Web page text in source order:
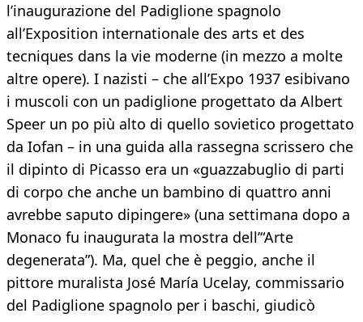
l’inaugurazione del Padiglione spagnolo
all’Exposition internationale des arts et des
tecniques dans la vie moderne (in mezzo a molte
altre opere). I nazisti – che all’Expo 1937 esibivano
i muscoli con un padiglione progettato da Albert
Speer un po più alto di quello sovietico progettato
da Iofan – in una guida alla rassegna scrissero che
il dipinto di Picasso era un «guazzabuglio di parti
di corpo che anche un bambino di quattro anni
avrebbe saputo dipingere» (una settimana dopo a
Monaco fu inaugurata la mostra dell’“Arte
degenerata”). Ma, quel che è peggio, anche il
pittore muralista José María Ucelay, commissario
del Padiglione spagnolo per i baschi, giudicò